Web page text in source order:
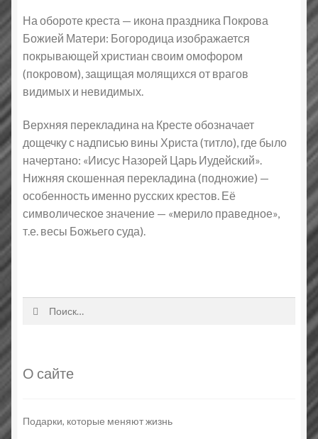
На обороте креста — икона праздника Покрова
Божией Матери: Богородица изображается
покрывающей христиан своим омофором
(покровом), защищая молящихся от врагов
видимых и невидимых.
Верхняя перекладина на Кресте обозначает
дощечку с надписью вины Христа (титло), где было
начертано: «Иисус Назорей Царь Иудейский».
Нижняя скошенная перекладина (подножие) —
особенность именно русских крестов. Её
символическое значение — «мерило праведное»,
т.е. весы Божьего суда).
О сайте
Подарки, которые меняют жизнь